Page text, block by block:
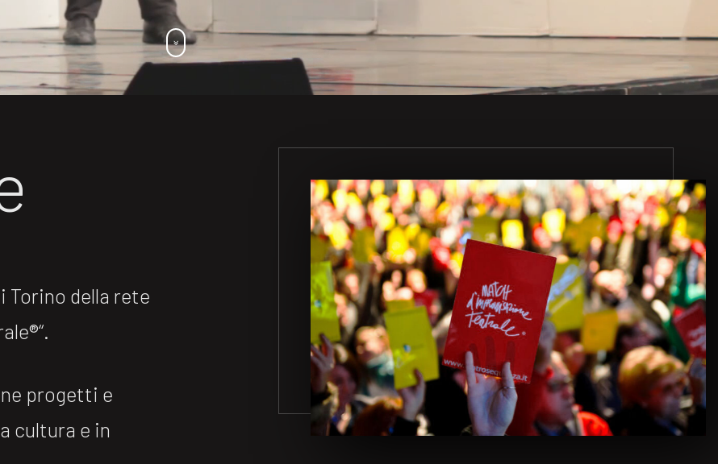
Torino della rete
progetti e
cultura e in